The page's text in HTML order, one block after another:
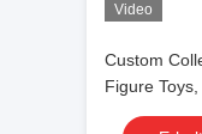
Video
Custom
Figure Toys,
Plastic